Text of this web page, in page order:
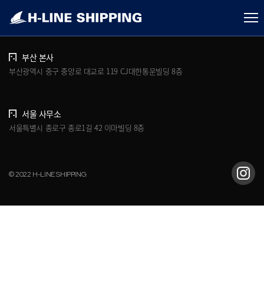
개인정보처리방침 브로슈어 다운로드
부산 본사
부산광역시 중구 중앙로 대교로 119 CJ대한통운빌딩 8층
서울 사무소
서울특별시 종로구 종로1길 42 이마빌딩 8층
© 2022 H-LINE SHIPPING.